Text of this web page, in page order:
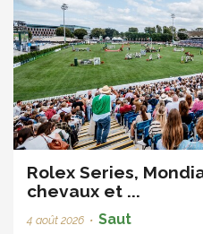
Rolex Series,
chevaux et ...
4 août 2026 • Saut